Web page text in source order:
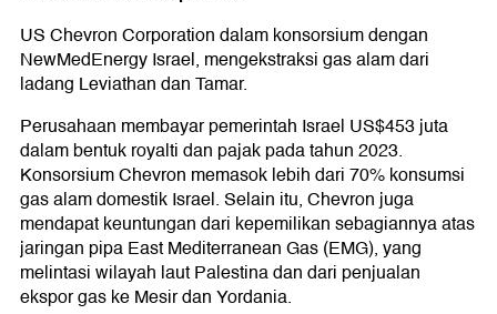
US Chevron Corporation dalam konsorsium dengan
NewMedEnergy Israel, mengekstraksi gas alam dari
ladang Leviathan dan Tamar.
Perusahaan membayar pemerintah Israel US$453 juta
dalam bentuk royalti dan pajak pada tahun 2023.
Konsorsium Chevron memasok lebih dari 70% konsumsi
gas alam domestik Israel. Selain itu, Chevron juga
mendapat keuntungan dari kepemilikan sebagiannya atas
jaringan pipa East Mediterranean Gas (EMG), yang
melintasi wilayah laut Palestina dan dari penjualan
ekspor gas ke Mesir dan Yordania.